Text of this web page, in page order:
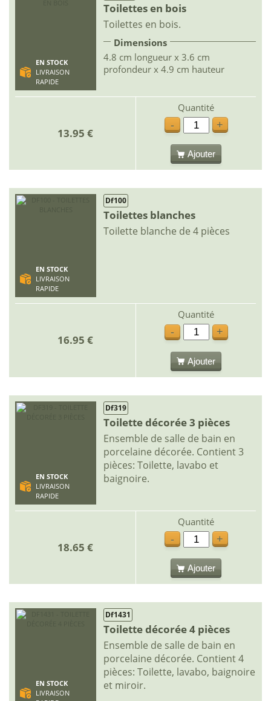
EN STOCK
LIVRAISON
RAPIDE
Toilettes en bois
Toilettes en bois.
Dimensions
4.8 cm longueur x 3.6 cm
profondeur x 4.9 cm hauteur
13.95 €
Quantité
-
+
Ajouter
EN STOCK
LIVRAISON
RAPIDE
Df100
Toilettes blanches
Toilette blanche de 4 pièces
16.95 €
Quantité
-
+
Ajouter
EN STOCK
LIVRAISON
RAPIDE
Df319
Toilette décorée 3 pièces
Ensemble de salle de bain en
porcelaine décorée. Contient 3
pièces: Toilette, lavabo et
baignoire.
18.65 €
Quantité
-
+
Ajouter
EN STOCK
LIVRAISON
Df1431
Toilette décorée 4 pièces
Ensemble de salle de bain en
porcelaine décorée. Contient 4
pièces: Toilette, lavabo, baignoire
et miroir.